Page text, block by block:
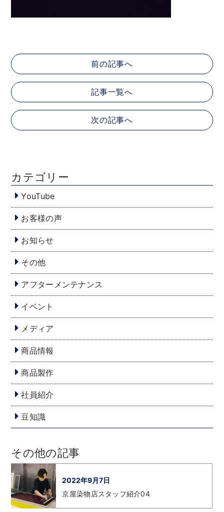
前の記事へ
記事一覧へ
次の記事へ
カテゴリー
YouTube
お客様の声
お知らせ
その他
アフターメンテナンス
イベント
メディア
商品情報
商品製作
社員紹介
豆知識
その他の記事
2022年9月7日
京屋染物店スタッフ紹介04